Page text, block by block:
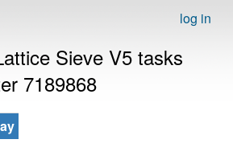
log in
Sieve V5 tasks
7189868